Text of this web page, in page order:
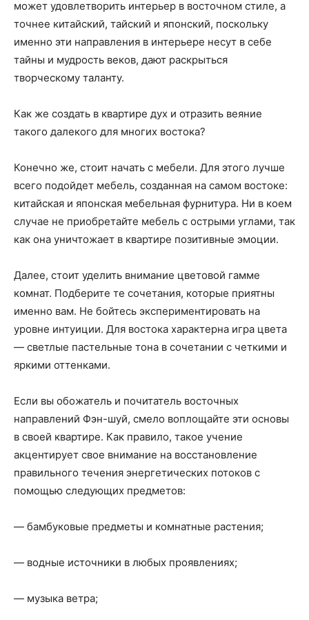
может удовлетворить интерьер в восточном стиле, а
точнее китайский, тайский и японский, поскольку
именно эти направления в интерьере несут в себе
тайны и мудрость веков, дают раскрыться
творческому таланту.
Как же создать в квартире дух и отразить веяние
такого далекого для многих востока?
Конечно же, стоит начать с мебели. Для этого лучше
всего подойдет мебель, созданная на самом востоке:
китайская и японская мебельная фурнитура. Ни в коем
случае не приобретайте мебель с острыми углами, так
как она уничтожает в квартире позитивные эмоции.
Далее, стоит уделить внимание цветовой гамме
комнат. Подберите те сочетания, которые приятны
именно вам. Не бойтесь экспериментировать на
уровне интуиции. Для востока характерна игра цвета
— светлые пастельные тона в сочетании с четкими и
яркими оттенками.
Если вы обожатель и почитатель восточных
направлений Фэн-шуй, смело воплощайте эти основы
в своей квартире. Как правило, такое учение
акцентирует свое внимание на восстановление
правильного течения энергетических потоков с
помощью следующих предметов:
— бамбуковые предметы и комнатные растения;
— водные источники в любых проявлениях;
— музыка ветра;